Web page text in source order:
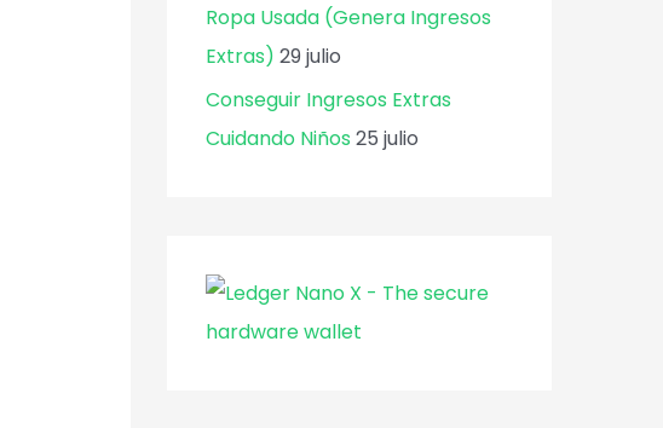
Ropa Usada (Genera Ingresos
Extras) 29 julio
Conseguir Ingresos Extras
Cuidando Niños 25 julio